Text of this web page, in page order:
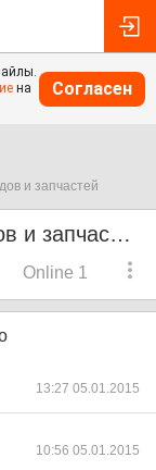
на
Согласен
и запчастей
Покупка и продажа велосипедов и запчастей
Online 1
13:27 05.01.2015
10:56 05.01.2015